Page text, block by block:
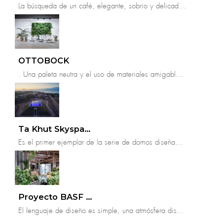
La búsqueda de un café, elegante, sobrio y delicad...
OTTOBOCK
. Una paleta neutra y el uso de materiales amigabl...
Ta Khut Skyspace
Es el primer ejemplar de la serie de domos diseña...
Proyecto BASF Arena
El lenguaje de diseño es simple, una atmósfera dis...